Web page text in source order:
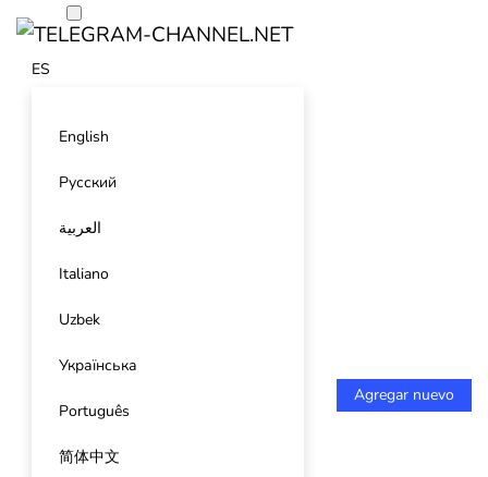
ES
English
Русский
العربية
Italiano
Uzbek
Українська
Português
简体中文
Agregar nuevo